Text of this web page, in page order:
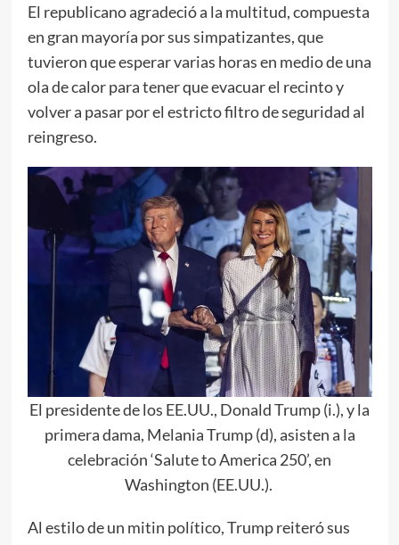
El republicano agradeció a la multitud, compuesta
en gran mayoría por sus simpatizantes, que
tuvieron que esperar varias horas en medio de una
ola de calor para tener que evacuar el recinto y
volver a pasar por el estricto filtro de seguridad al
reingreso.
El presidente de los EE.UU., Donald Trump (i.), y la
primera dama, Melania Trump (d), asisten a la
celebración ‘Salute to America 250’, en
Washington (EE.UU.).
Al estilo de un mitin político, Trump reiteró sus